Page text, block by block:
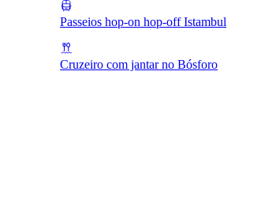
Passeios hop-on hop-off Istambul
Cruzeiro com jantar no Bósforo